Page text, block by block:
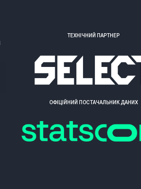
ТЕХНІЧНИЙ ПАРТНЕР
ОФІЦІЙНИЙ ПОСТАЧАЛЬНИК ДАНИХ